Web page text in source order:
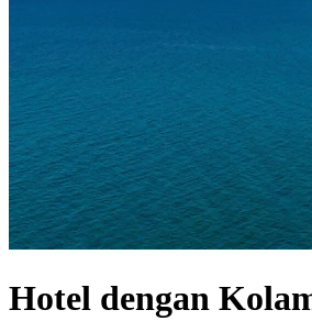
Hotel dengan